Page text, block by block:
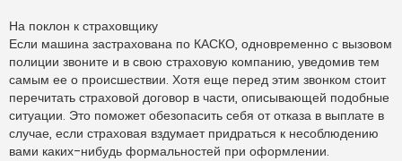
На поклон к страховщику
Если машина застрахована по КАСКО, одновременно с вызовом
полиции звоните и в свою страховую компанию, уведомив тем
самым ее о происшествии. Хотя еще перед этим звонком стоит
перечитать страховой договор в части, описывающей подобные
ситуации. Это поможет обезопасить себя от отказа в выплате в
случае, если страховая вздумает придраться к несоблюдению
вами каких-нибудь формальностей при оформлении.